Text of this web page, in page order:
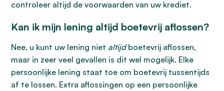
controleer altijd de voorwaarden van uw krediet.
Kan ik mijn lening altijd boetevrij aflossen?
Nee, u kunt uw lening niet altijdboetevrij aflossen,
maar in zeer veel gevallen is dit wel mogelijk. Elke
persoonlijke lening staat toe om boetevrij tussentijds
af te lossen. Extra aflossingen op een persoonlijke